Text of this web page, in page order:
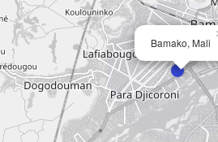
Bamako, Mali